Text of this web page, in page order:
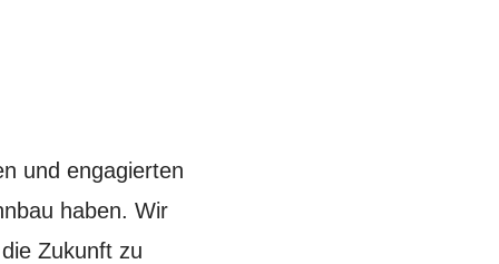
und engagierten
haben. Wir
Zukunft zu